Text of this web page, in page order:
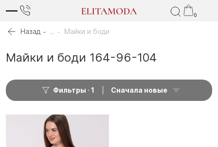
0
Назад Майки и боди
Майки и боди 164-96-104
Фильтры 1 Сначала новые